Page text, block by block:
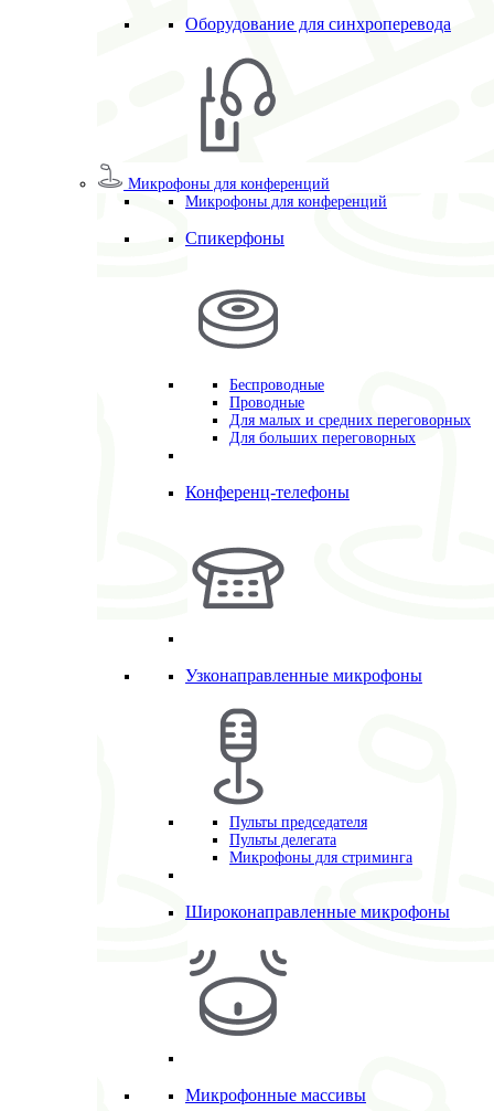
Оборудование для синхроперевода
Микрофоны для конференций
Микрофоны для конференций
Спикерфоны
Беспроводные
Проводные
Для малых и средних переговорных
Для больших переговорных
Конференц-телефоны
Узконаправленные микрофоны
Пульты председателя
Пульты делегата
Микрофоны для стриминга
Широконаправленные микрофоны
Микрофонные массивы